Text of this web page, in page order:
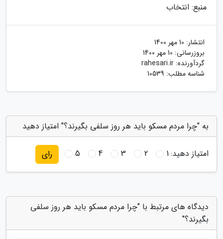
منبع: انتخاب
انتشار: 10 مهر 1400
بروزرسانی: 10 مهر 1400
گردآورنده: rahesari.ir
شناسه مطلب: 10539
به "چرا مردم مسکو باید هر روز سلفی بگیرند؟" امتیاز دهید
امتیاز دهید:1
2
3
4
5 رای
دیدگاه های مرتبط با "چرا مردم مسکو باید هر روز سلفی
بگیرند؟"